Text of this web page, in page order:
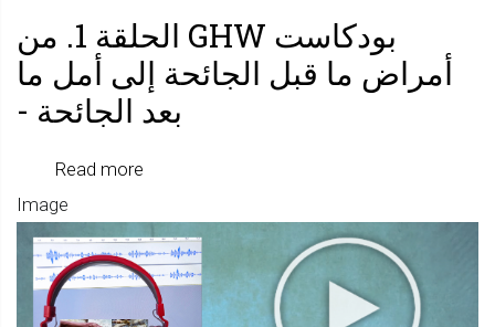
على
مستوى
العالم
بودكاست GHW الحلقة 1. من
أمراض ما قبل الجائحة إلى أمل ما
بعد الجائحة -
Read more
GHW
الحلقة
1.
Image